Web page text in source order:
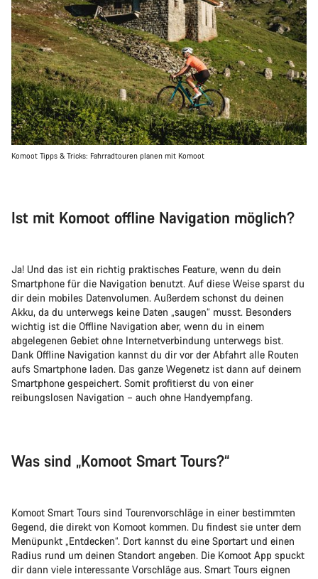
Komoot Tipps & Tricks: Fahrradtouren planen mit Komoot
Ist mit Komoot offline Navigation möglich?
Ja! Und das ist ein richtig praktisches Feature, wenn du dein
Smartphone für die Navigation benutzt. Auf diese Weise sparst du
dir dein mobiles Datenvolumen. Außerdem schonst du deinen
Akku, da du unterwegs keine Daten „saugen“ musst. Besonders
wichtig ist die Offline Navigation aber, wenn du in einem
abgelegenen Gebiet ohne Internetverbindung unterwegs bist.
Dank Offline Navigation kannst du dir vor der Abfahrt alle Routen
aufs Smartphone laden. Das ganze Wegenetz ist dann auf deinem
Smartphone gespeichert. Somit profitierst du von einer
reibungslosen Navigation – auch ohne Handyempfang.
Was sind „Komoot Smart Tours?“
Komoot Smart Tours sind Tourenvorschläge in einer bestimmten
Gegend, die direkt von Komoot kommen. Du findest sie unter dem
Menüpunkt „Entdecken“. Dort kannst du eine Sportart und einen
Radius rund um deinen Standort angeben. Die Komoot App spuckt
dir dann viele interessante Vorschläge aus. Smart Tours eignen